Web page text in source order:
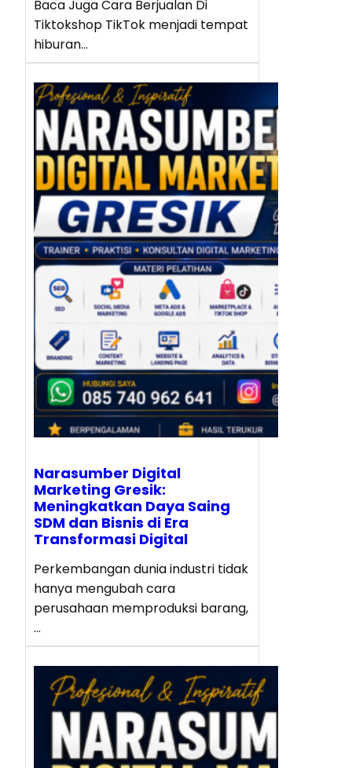
Baca Juga Cara Berjualan Di
Tiktokshop TikTok menjadi tempat
hiburan…
Narasumber Digital
Marketing Gresik:
Meningkatkan Daya Saing
SDM dan Bisnis di Era
Transformasi Digital
Perkembangan dunia industri tidak
hanya mengubah cara
perusahaan memproduksi barang,
…